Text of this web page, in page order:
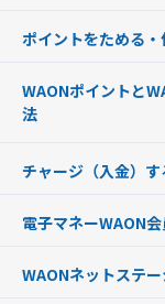
ポイントをためる・
ポイントの有効期限
WAONポイントと
法
チャージ（入金）す
現金でチャージする
銀行口座・ATMから
電子マネーWAON会
WAON POINTサービ
WAONネットステ